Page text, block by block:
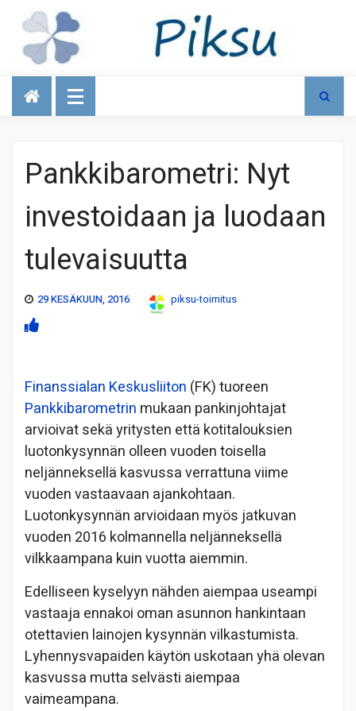
Talous
Pankkibarometri: Nyt
investoidaan ja luodaan
tulevaisuutta
29 KESÄKUUN, 2016 piksu-toimitus
Finanssialan Keskusliiton (FK) tuoreen
Pankkibarometrin mukaan pankinjohtajat
arvioivat sekä yritysten että kotitalouksien
luotonkysynnän olleen vuoden toisella
neljänneksellä kasvussa verrattuna viime
vuoden vastaavaan ajankohtaan.
Luotonkysynnän arvioidaan myös jatkuvan
vuoden 2016 kolmannella neljänneksellä
vilkkaampana kuin vuotta aiemmin.
Edelliseen kyselyyn nähden aiempaa useampi
vastaaja ennakoi oman asunnon hankintaan
otettavien lainojen kysynnän vilkastumista.
Lyhennysvapaiden käytön uskotaan yhä olevan
kasvussa mutta selvästi aiempaa
vaimeampana.